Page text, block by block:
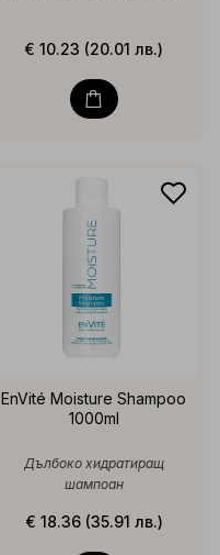
€ 10.23 (20.01 лв.)
EnVité Moisture Shampoo
1000ml
Дълбоко хидратиращ
шампоан
€ 18.36 (35.91 лв.)